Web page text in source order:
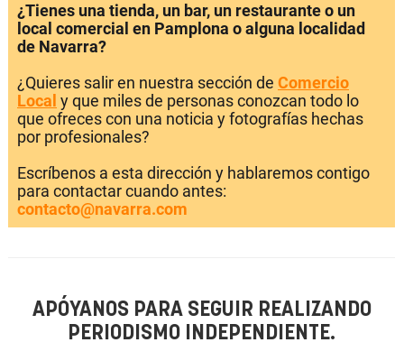
¿Tienes una tienda, un bar, un restaurante o un
local comercial en Pamplona o alguna localidad
de Navarra?
¿Quieres salir en nuestra sección de Comercio
Local y que miles de personas conozcan todo lo
que ofreces con una noticia y fotografías hechas
por profesionales?
Escríbenos a esta dirección y hablaremos contigo
para contactar cuando antes:
contacto@navarra.com
APÓYANOS PARA SEGUIR REALIZANDO
PERIODISMO INDEPENDIENTE.